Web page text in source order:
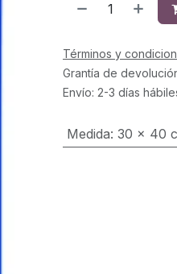
Términos y
Grantía de
Envío: 2-3 días
Medida: 30 x 40